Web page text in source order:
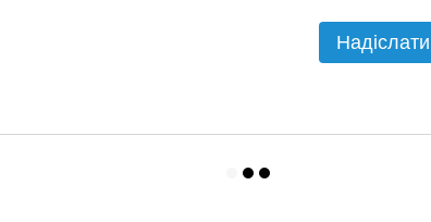
Надіслати